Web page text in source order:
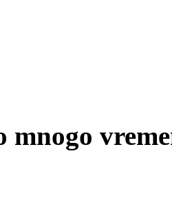
mnogo